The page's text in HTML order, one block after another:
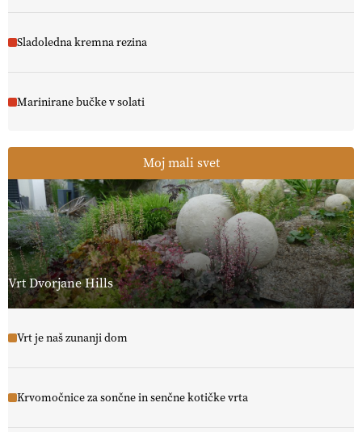
Sladoledna kremna rezina
Marinirane bučke v solati
Moj mali svet
Vrt Dvorjane Hills
Vrt je naš zunanji dom
Krvomočnice za sončne in senčne kotičke vrta